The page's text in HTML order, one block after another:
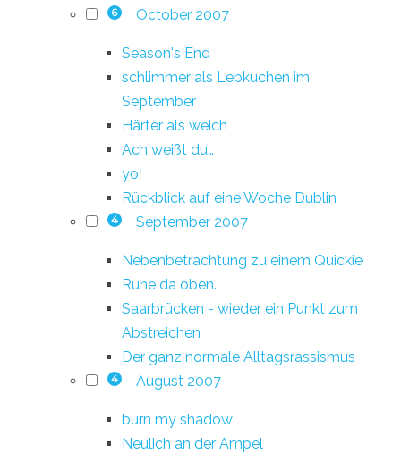
6 October 2007
Season's End
schlimmer als Lebkuchen im
September
Härter als weich
Ach weißt du…
yo!
Rückblick auf eine Woche Dublin
4 September 2007
Nebenbetrachtung zu einem Quickie
Ruhe da oben.
Saarbrücken - wieder ein Punkt zum
Abstreichen
Der ganz normale Alltagsrassismus
4 August 2007
burn my shadow
Neulich an der Ampel